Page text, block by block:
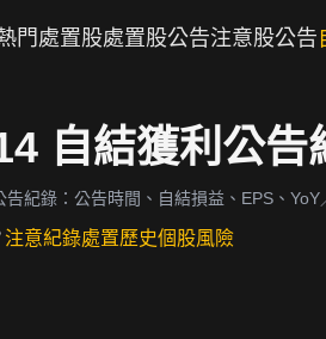
門處置股處置股公告注意股公告
自結獲利公告
告紀錄：公告時間、自結損益、EPS、
注意紀錄處置歷史個股風險